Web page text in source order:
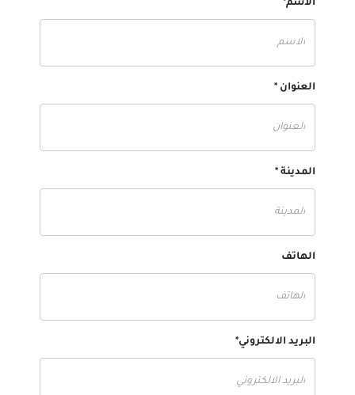
الاسم*
العنوان *
المدينة *
الهاتف
البريد الالكتروني*